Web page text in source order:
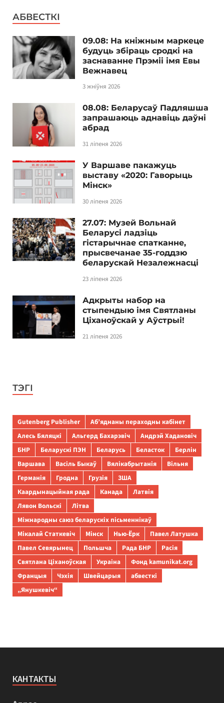
АБВЕСТКІ
09.08: На кніжным маркеце
будуць збіраць сродкі на
заснаванне Прэміі імя Евы
Вежнавец
3 жніўня 2026
08.08: Беларусаў Падляшша
запрашаюць аднавіць даўні
абрад
31 ліпеня 2026
У Варшаве пакажуць
выставу «2020: Гаворыць
Мінск»
30 ліпеня 2026
27.07: Музей Вольнай
Беларусі ладзіць
гістарычнае спатканне,
прысвечанае 35-годдзю
беларускай Незалежнасці
23 ліпеня 2026
Адкрыты набор на
стыпендыю імя Святланы
Ціханоўскай у Аўстрыі!
21 ліпеня 2026
ТЭГІ
Gutenberg Publisher
Аб’яднаны пераходны кабінет
Алесь Бяляцкі
Альгерд Бахарэвіч
Андрэй Хадановіч
БНР
Беларускі ПЭН Беларусь Беласток
Берлін
Варшава
Васіль Быкаў Вялікабрытанія
Вільня
Германія
Гродна Грузія
ЗША
Каардынацыйная рада
Канада
Латвія
Лявон Вольскі
Літва
Міжнародны саюз беларускіх пісьменнікаў
Мікалай Статкевіч
Мінск Нью-Ёрк
Павел Латушка
Павел Севярынец
Польшча Рада БНР
Расія
Святлана Ціханоўская
Украіна
Фонд kamunikat.org
Францыя
Чэхія Швейцарыя
абвесткі
„Янушкевіч“
КАНТАКТЫ